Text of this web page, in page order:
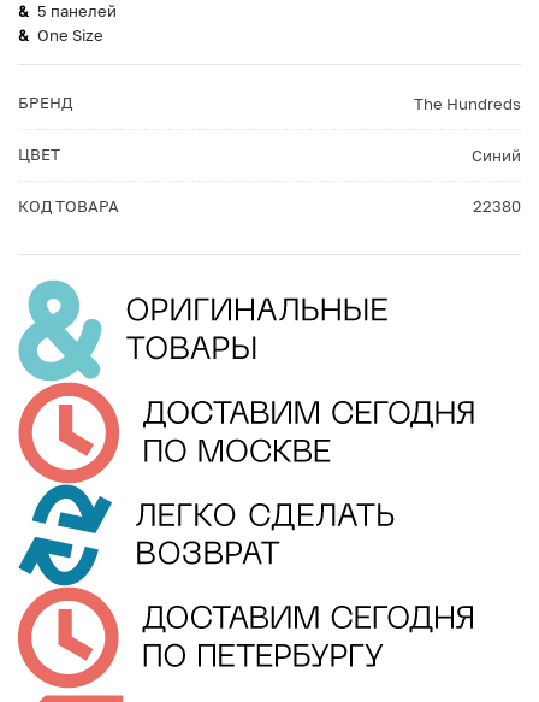
5 панелей
One Size
БРЕНД The Hundreds
ЦВЕТ Синий
КОД ТОВАРА 22380